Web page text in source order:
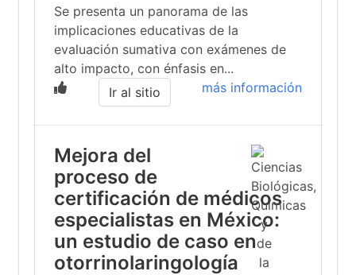
Se presenta un panorama de las
implicaciones educativas de la
evaluación sumativa con exámenes de
alto impacto, con énfasis en...
más información
Ir al sitio
Mejora del
proceso de
certificación de médicos
especialistas en México:
un estudio de caso en
otorrinolaringología